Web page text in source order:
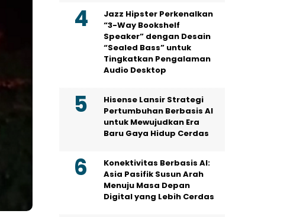
Jazz Hipster Perkenalkan
“3-Way Bookshelf
Speaker” dengan Desain
“Sealed Bass” untuk
Tingkatkan Pengalaman
Audio Desktop
Hisense Lansir Strategi
Pertumbuhan Berbasis AI
untuk Mewujudkan Era
Baru Gaya Hidup Cerdas
Konektivitas Berbasis AI:
Asia Pasifik Susun Arah
Menuju Masa Depan
Digital yang Lebih Cerdas